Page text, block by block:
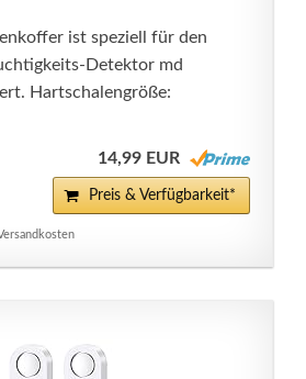
ist speziell für den
Detektor md
Hartschalengröße:
14,99 EUR
Preis & Verfügbarkeit*